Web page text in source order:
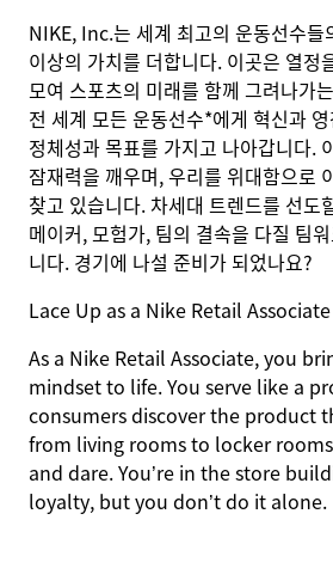
NIKE, Inc.는 세계 최고의 운동선수들
이상의 가치를 더합니다. 이곳은 열정
모여 스포츠의 미래를 함께 그려나가
전 세계 모든 운동선수*에게 혁신과
정체성과 목표를 가지고 나아갑니다.
잠재력을 깨우며, 우리를 위대함으로
찾고 있습니다. 차세대 트렌드를 선도
메이커, 모험가, 팀의 결속을 다질 팀
니다. 경기에 나설 준비가 되었나요?
Lace Up as a Nike Retail Associate
As a Nike Retail Associate, you
mindset to life. You serve like a
consumers discover the product
from living rooms to locker
and dare. You’re in the store
loyalty, but you don’t do it alone.